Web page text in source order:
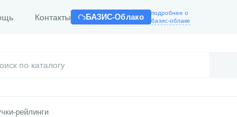
Контакты БАЗИС-Облако
подробнее о
базис-облаке
рейлинги